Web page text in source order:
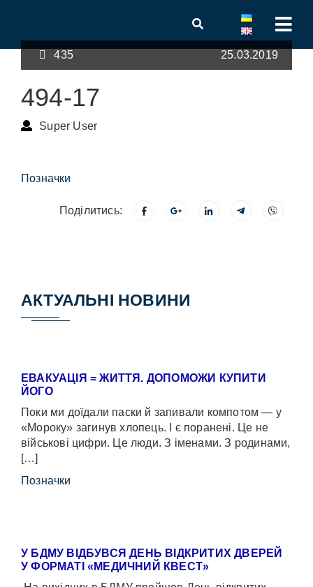
435 25.03.2019
494-17
Super User
Позначки
Поділитись:
АКТУАЛЬНІ НОВИНИ
ЕВАКУАЦІЯ = ЖИТТЯ. ДОПОМОЖИ КУПИТИ
ЙОГО
Поки ми доїдали паски й запивали компотом — у
«Мороку» загинув хлопець. І є поранені. Це не
військові цифри. Це люди. З іменами. З родинами,
[…]
Позначки
У БДМУ ВІДБУВСЯ ДЕНЬ ВІДКРИТИХ ДВЕРЕЙ
У ФОРМАТІ «МЕДИЧНИЙ КВЕСТ»